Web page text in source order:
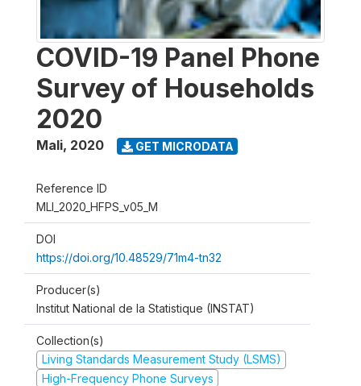
COVID-19 Panel Phone
Survey of Households
2020
Mali, 2020 GET MICRODATA
Reference ID
MLI_2020_HFPS_v05_M
DOI
https://doi.org/10.48529/71m4-tn32
Producer(s)
Institut National de la Statistique (INSTAT)
Collection(s)
Living Standards Measurement Study (LSMS)
High-Frequency Phone Surveys